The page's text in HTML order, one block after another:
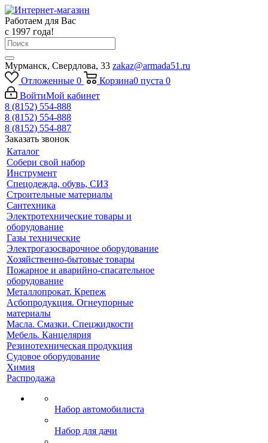
Работаем для Вас
с 1997 года!
Мурманск, Свердлова, 33 zakaz@armada51.ru
Отложенные 0 Корзина0 пуста 0
ВойтиМой кабинет
8 (8152) 554-888
8 (8152) 554-888
8 (8152) 554-887
Заказать звонок
Каталог
Собери свой набор
Инструмент
Спецодежда, обувь, СИЗ
Строительные материалы
Сантехника
Электротехнические товары и
оборудование
Газы технические
Электрогазосварочное оборудование
Хозяйственно-бытовые товары
Пожарное и аварийно-спасательное
оборудование
Металлопрокат. Крепеж
Асбопродукция. Огнеупорные
материалы
Масла. Смазки. Спецжидкости
Мебель. Канцелярия
Резинотехническая продукция
Судовое оборудование
Химия
Распродажа
Набор автомобилиста
Набор для дачи